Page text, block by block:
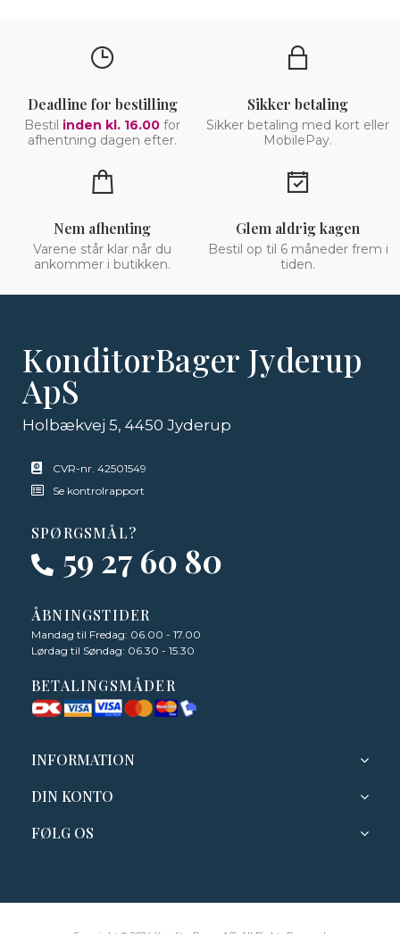
Deadline for bestilling
Bestil inden kl. 16.00 for
afhentning dagen efter.
Sikker betaling
Sikker betaling med kort eller
MobilePay.
Nem afhenting
Varene står klar når du
ankommer i butikken.
Glem aldrig kagen
Bestil op til 6 måneder frem i
tiden.
KonditorBager Jyderup
ApS
Holbækvej 5, 4450 Jyderup
CVR-nr. 42501549
Se kontrolrapport
SPØRGSMÅL?
59 27 60 80
ÅBNINGSTIDER
Mandag til Fredag: 06.00 - 17.00
Lørdag til Søndag: 06.30 - 15.30
BETALINGSMÅDER
INFORMATION
DIN KONTO
FØLG OS